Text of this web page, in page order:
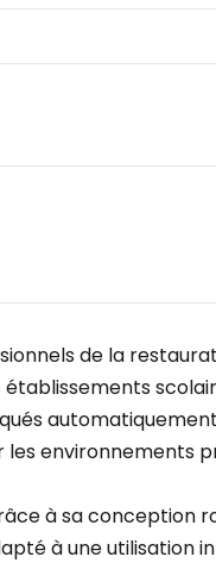
de la
environnements
à sa conception
à une utilisation